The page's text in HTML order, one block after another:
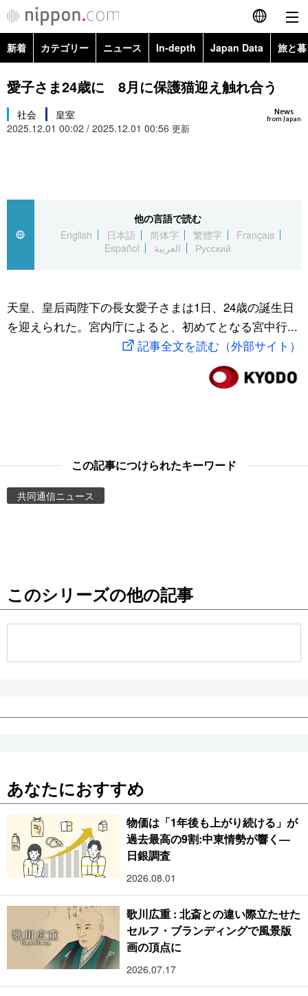
English
简体字
カテゴリー
文化
動画/Live
Images
お知らせ
新着 カテゴリー ニュース In-depth Japan Data 旅と
政治・外交
経済・ビジネス
スポーツ・東京2020
Topics
Images
愛子さま24歳に 8月に保護猫迎え触れ合う
News
from Japan
社会
皇室
2025.12.01 00:02 / 2025.12.01 00:56 更新
他の言語で読む
English
日本語 简体字 繁體字
Français
Español
العربية Русский
天皇、皇后両陛下の長女愛子さまは1日、24歳の誕生日
を迎えられた。宮内庁によると、初めてとなる宮中行...
記事全文を読む（外部サイト）
この記事につけられたキーワード
共同通信ニュース
このシリーズの他の記事
あなたにおすすめ
物価は「1年後も上がり続ける」が
過去最高の9割:中東情勢が響く―
日銀調査
2026.08.01
歌川広重 : 北斎との違い際立たせた
セルフ・ブランディングで風景版
画の頂点に
2026.07.17